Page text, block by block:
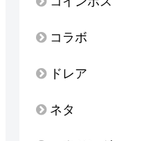
コラボ
ドレア
ネタ